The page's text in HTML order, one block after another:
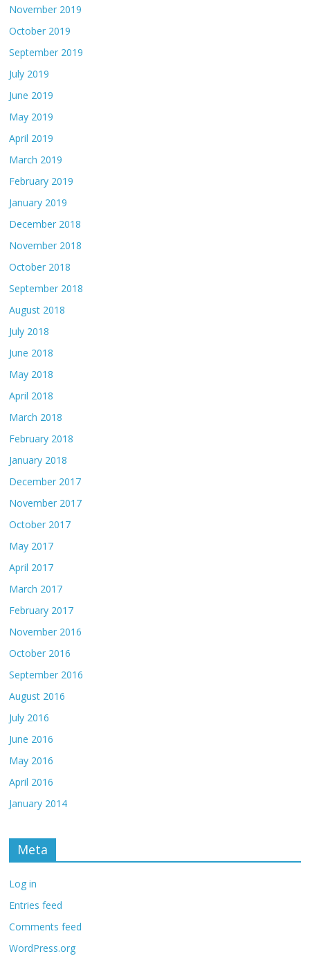
November 2019
October 2019
September 2019
July 2019
June 2019
May 2019
April 2019
March 2019
February 2019
January 2019
December 2018
November 2018
October 2018
September 2018
August 2018
July 2018
June 2018
May 2018
April 2018
March 2018
February 2018
January 2018
December 2017
November 2017
October 2017
May 2017
April 2017
March 2017
February 2017
November 2016
October 2016
September 2016
August 2016
July 2016
June 2016
May 2016
April 2016
January 2014
Meta
Log in
Entries feed
Comments feed
WordPress.org